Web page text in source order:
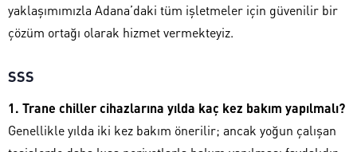
yaklaşımımızla Adana’daki tüm işletmeler için güvenilir bir
çözüm ortağı olarak hizmet vermekteyiz.
SSS
1. Trane chiller cihazlarına yılda kaç kez bakım yapılmalı?
Genellikle yılda iki kez bakım önerilir; ancak yoğun çalışan